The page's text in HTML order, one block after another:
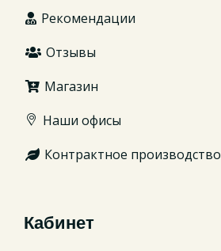
Рекомендации
Отзывы
Магазин
Наши офисы
Контрактное производство
Кабинет